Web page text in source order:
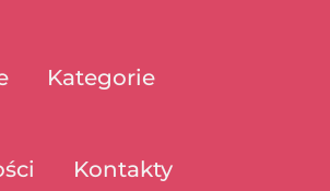
Kategorie
Kontakty